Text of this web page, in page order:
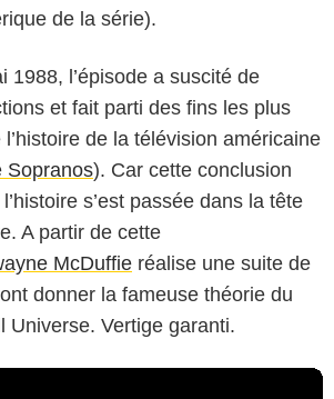
de la série).
1988, l’épisode a suscité de
et fait parti des fins les plus
de la télévision américaine
Sopranos). Car cette conclusion
s’est passée dans la tête
A partir de cette
McDuffie réalise une suite de
donner la fameuse théorie du
Universe. Vertige garanti.